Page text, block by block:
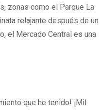
zonas como el Parque La
relajante después de un
el Mercado Central es una
que he tenido! ¡Mil